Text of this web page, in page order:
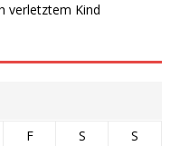
verletztem Kind
F S
S